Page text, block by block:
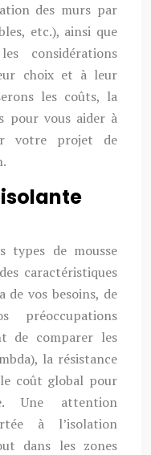
des murs par
etc.), ainsi que
considérations
choix et à leur
les coûts, la
pour vous aider à
votre projet de
types de mousse
caractéristiques
de vos besoins, de
de comparer les
la résistance
coût global pour
Une attention
à l’isolation
dans les zones